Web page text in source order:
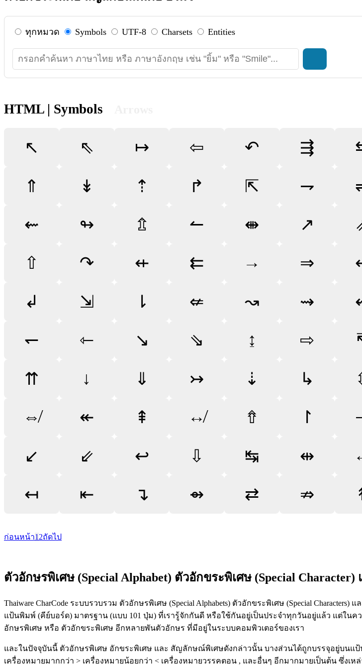
ทุกหมวด Symbols UTF-8 Charsets Entities
HTML | Symbols
↖ ⇖ ↦ ⇦ ↶ ⇶
⇑ ↡ ⇡ ↱ ⇱ ⇁
⇜
↬ ⇬ ↼ ⇼ ↗
⇧
↷ ⇷ ⇇ → ⇒
↲
⇲ ⇂ ⇍ ↝ ⇝
↽
⇽ ↘ ⇘ ↨ ⇨
⇈
↓ ⇓ ↣ ⇣ ↳
⇎
↞ ⇞ ↮ ⇮ ↾
↙
⇙ ↩ ⇩ ↹ ⇹
↤ ⇤ ↴ ⇴ ⇄ ⇏
ก่อนหน้า1 2ถัดไป
ตัวอักษรพิเศษ (Special Alphabet) ตัวอักขระพิเศษ (Special
Thaiware CharCode ระบบรวบรวม ตัวอักษรพิเศษ (Special Alphabets) ตัวอักขระพิเศษ (Special
แป้นพิมพ์ (คีย์บอร์ด) มาตรฐาน (แบบ 101 ปุ่ม) ที่เรารู้จักกันดี หรือใช้กันอยู่เป็นประจำทุกวันอยู่แล้ว แต่ใน
อักษรพิเศษ หรือ ตัวอักขระพิเศษ อีกหลายพันตัวอักษร ที่มีอยู่ในระบบคอมพิวเตอร์ของเรา
และในปัจจุบันนี้ ตัวอักษรพิเศษ อักขระพิเศษ และ สัญลักษณ์พิเศษดังกล่าวนั้น บางส่วนได้ถูกบรรจุอยู่บนแป้
เครื่องหมายมากกว่า > เครื่องหมายน้อยกว่า < เครื่องหมายวรรคตอน , และอื่นๆ อีกมากมายเป็นต้น ซึ่ง